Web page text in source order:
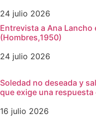
24 julio 2026
Entrevista a Ana Lancho
(Hombres,1950)
24 julio 2026
Soledad no deseada y
que exige una
16 julio 2026